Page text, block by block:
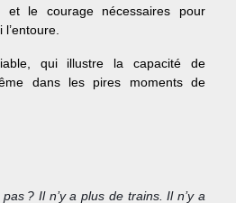
le courage nécessaires pour
qui illustre la capacité de
dans les pires moments de
? Il n’y a plus de trains. Il n’y a